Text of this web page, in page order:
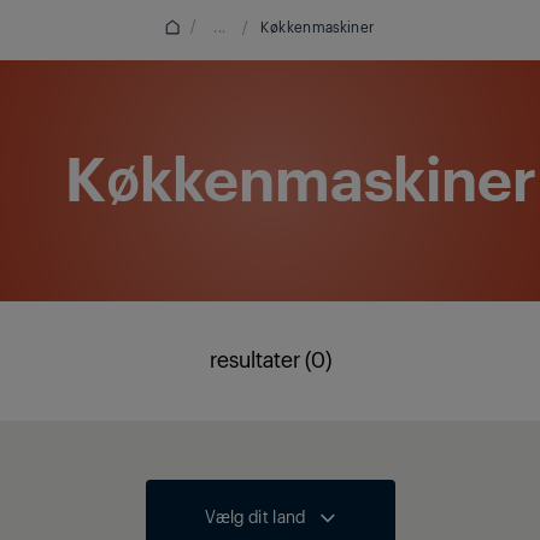
/ ... / Køkkenmaskiner
Køkkenmaskiner
resultater (0)
Vælg dit land